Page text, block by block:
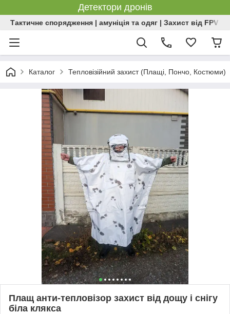
Детектори дронів
Тактичне спорядження | амуніція та одяг | Захист від FPV |
Каталог Тепловізійний захист (Плащі, Пончо, Костюми)
Плащ анти-тепловізор захист від дощу і снігу
біла клякса